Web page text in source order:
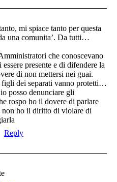
mi spiace tanto per questa
una comunita’. Da tutti…
che conoscevano
presente e di difendere la
di non mettersi nei guai.
dei separati vanno protetti…
posso denunciare gli
rospo ho il dovere di parlare
non ho il diritto di violare di
Reply